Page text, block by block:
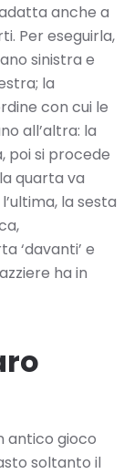
anche a
Per eseguirla,
sinistra e
la
con cui le
all’altra: la
poi si procede
quarta va
la sesta
‘davanti’ e
ha in
antico gioco
soltanto il